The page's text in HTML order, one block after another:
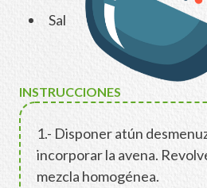
Sal
INSTRUCCIONES
1.- Disponer atún
incorporar la avena.
mezcla homogénea.